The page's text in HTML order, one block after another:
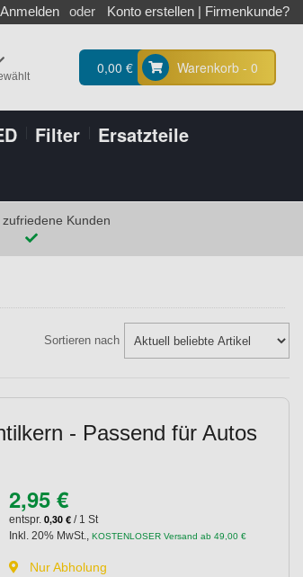
Anmelden Konto erstellen | Firmenkunde?
0,00 € Warenkorb - 0
Filter
Ersatzteile
Kunden
Sortieren nach
- Passend für Autos
2,95 €
entspr.0,30 € / 1 St
Inkl. 20% MwSt.,KOSTENLOSER Versand ab 49,00 €
Nur Abholung